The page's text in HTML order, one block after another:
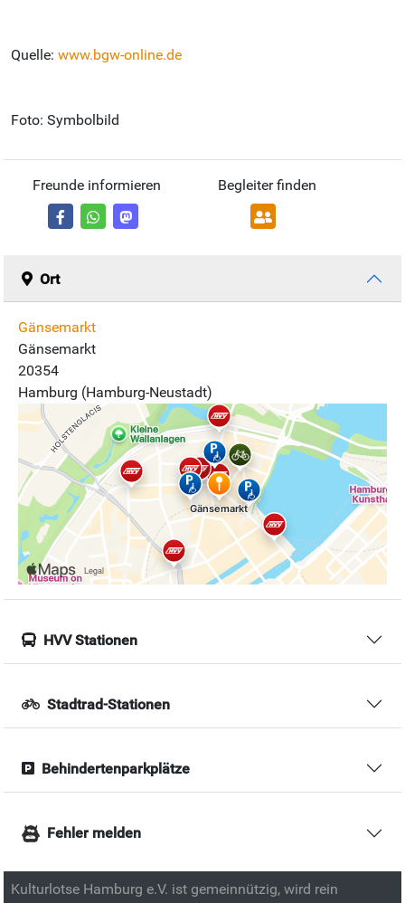
Quelle: www.bgw-online.de
Foto: Symbolbild
Freunde informieren Begleiter finden
Ort
Gänsemarkt
Gänsemarkt
20354
Hamburg (Hamburg-Neustadt)
HVV Stationen
Stadtrad-Stationen
Behindertenparkplätze
Fehler melden
Kulturlotse Hamburg e.V. ist gemeinnützig, wird rein